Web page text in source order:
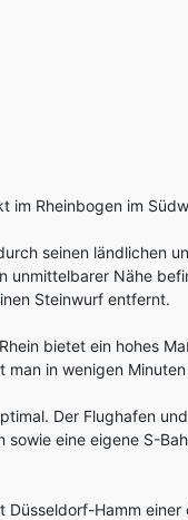
im Rheinbogen im
seinen ländlichen
unmittelbarer Nähe
Steinwurf entfernt.
bietet ein hohes
man in wenigen
Der Flughafen
sowie eine eigene S-
Düsseldorf-Hamm